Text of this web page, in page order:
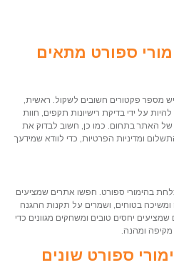
ספורט מתאים
מספר פקטורים חשובים לשקול. ראשית,
על ידי בדיקת רישיונות תקפים, חוות
האתר בתחום. כמו כן, חשוב לבדוק את
ומדיניות הפרטיות, כדי לוודא שמידעך
בהימורי ספורט. חפשו אתרים שמציעים
בטוחים, ושמרים על תקנות ההגנה
יחסים טובים ומשחקים מגוונים כדי
מקיפה ומהנה.
ספורט שונים